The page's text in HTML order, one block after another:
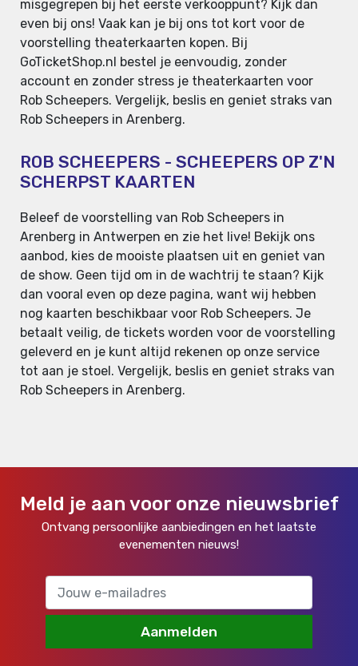
misgegrepen bij het eerste verkooppunt? Kijk dan
even bij ons! Vaak kan je bij ons tot kort voor de
voorstelling theaterkaarten kopen. Bij
GoTicketShop.nl bestel je eenvoudig, zonder
account en zonder stress je theaterkaarten voor
Rob Scheepers. Vergelijk, beslis en geniet straks van
Rob Scheepers in Arenberg.
ROB SCHEEPERS - SCHEEPERS OP Z'N
SCHERPST KAARTEN
Beleef de voorstelling van Rob Scheepers in
Arenberg in Antwerpen en zie het live! Bekijk ons
aanbod, kies de mooiste plaatsen uit en geniet van
de show. Geen tijd om in de wachtrij te staan? Kijk
dan vooral even op deze pagina, want wij hebben
nog kaarten beschikbaar voor Rob Scheepers. Je
betaalt veilig, de tickets worden voor de voorstelling
geleverd en je kunt altijd rekenen op onze service
tot aan je stoel. Vergelijk, beslis en geniet straks van
Rob Scheepers in Arenberg.
Meld je aan voor onze nieuwsbrief
Ontvang persoonlijke aanbiedingen en het laatste
evenementen nieuws!
Aanmelden